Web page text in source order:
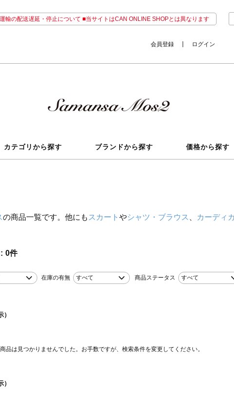
輸の配送遅延・停止について ■当サイトはCAN ONLINE SHOPとは異なります
会員登録 ログイン
カテゴリから探す ブランドから探す 価格から探す
の商品一覧です。他にも スカート やシャツ・ブラウス カーディ
0件
在庫の有無 すべて 商品ステータス すべて
品は見つかりませんでした。お手数ですが、検索条件を変更してください。